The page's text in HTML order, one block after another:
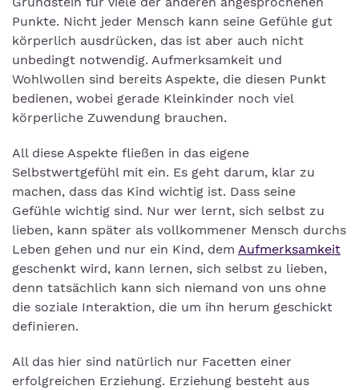
Punkte. Nicht jeder Mensch kann seine Gefühle gut
körperlich ausdrücken, das ist aber auch nicht
unbedingt notwendig. Aufmerksamkeit und
Wohlwollen sind bereits Aspekte, die diesen Punkt
bedienen, wobei gerade Kleinkinder noch viel
körperliche Zuwendung brauchen.
All diese Aspekte fließen in das eigene
Selbstwertgefühl mit ein. Es geht darum, klar zu
machen, dass das Kind wichtig ist. Dass seine
Gefühle wichtig sind. Nur wer lernt, sich selbst zu
lieben, kann später als vollkommener Mensch durchs
Leben gehen und nur ein Kind, dem Aufmerksamkeit
geschenkt wird, kann lernen, sich selbst zu lieben,
denn tatsächlich kann sich niemand von uns ohne
die soziale Interaktion, die um ihn herum geschickt
definieren.
All das hier sind natürlich nur Facetten einer
erfolgreichen Erziehung. Erziehung besteht aus